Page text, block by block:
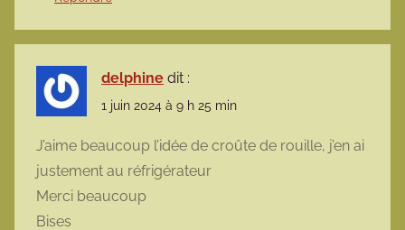
delphine dit :
1 juin 2024 à 9 h 25 min
J’aime beaucoup l’idée de croûte de rouille, j’en ai
justement au réfrigérateur
Merci beaucoup
Bises